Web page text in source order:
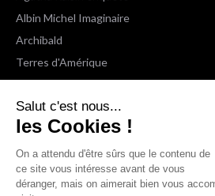
Salut c'est nous...
les Cookies !
On a attendu d'être sûrs que le contenu de
ce site vous intéresse avant de vous
déranger, mais on aimerait bien vous
Albin Michel Imaginaire
Archibald
Terres d'Amérique
Espaces Libres Poche
NOX
Wiz
Voir toutes les collections
Nous suivre